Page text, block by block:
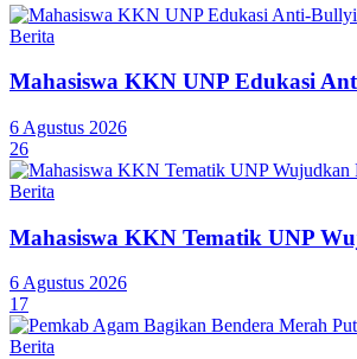
Berita
Mahasiswa KKN UNP Edukasi
6 Agustus 2026
26
Berita
Mahasiswa KKN Tematik UNP
6 Agustus 2026
17
Berita